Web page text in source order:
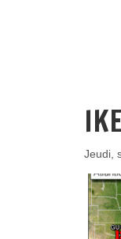
Jeudi,